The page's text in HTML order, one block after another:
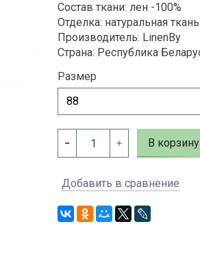
Состав ткани: лен -100%
Отделка: натуральная
Производитель: LinenBy
Страна: Республика
Размер
В корзину
Добавить в сравнение